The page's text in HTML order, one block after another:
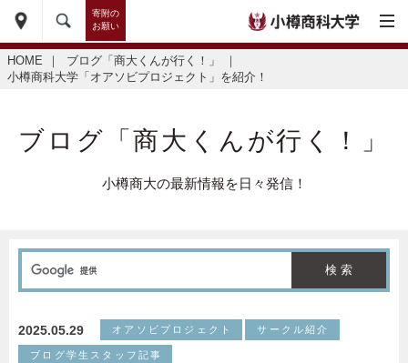
寄附の
お願い
HOME ｜ ブログ「商大くんが行く！」
｜
小樽商科大学「オアソビプロジェクト」を紹介！
ブログ「商大くんが行く！」
小樽商大の最新情報を日々発信！
2025.05.29 オアソビプロジェクト サークル紹介
ブログ学生スタッフ記事